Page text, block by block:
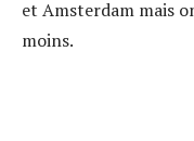
et Amsterdam mais
moins.